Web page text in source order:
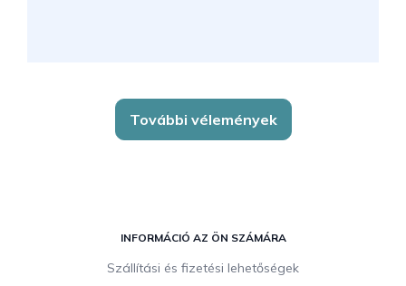
További vélemények
INFORMÁCIÓ AZ ÖN SZÁMÁRA
Szállítási és fizetési lehetőségek